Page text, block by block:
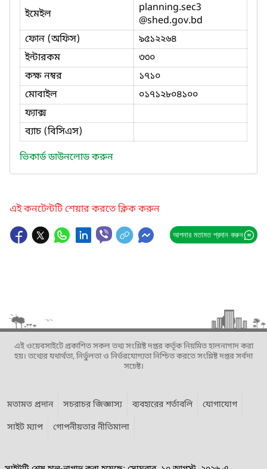
ইমেইল
planning.sec3
@shed.gov.bd
ফোন (অফিস)
৯৫১২২৬৪
ইন্টারকম
৩৩০
কক্ষ নম্বর
১৭১০
মোবাইল
০১৭১২৮০৪১০০
ফ্যাক্স
ব্যাচ (বিসিএস)
ভিকার্ড ডাউনলোড করুন
এই কনটেন্টটি শেয়ার করতে ক্লিক করুন
আপনার মতামত প্রদান করুন
এই ওয়েবসাইটে প্রকাশিত সকল তথ্য সংশ্লিষ্ট দপ্তর কর্তৃক নিয়মিত হালনাগাদ করা
হয়। তথ্যের যথার্থতা, নির্ভুলতা ও নির্ভরযোগ্যতা নিশ্চিত করতে সংশ্লিষ্ট দপ্তর সর্বদা
সচেষ্ট।
মতামত প্রদান সচরাচর জিজ্ঞাস্য ব্যবহারের শর্তাবলি
যোগাযোগ
সাইট ম্যাপ
গোপনীয়তার নীতিমালা